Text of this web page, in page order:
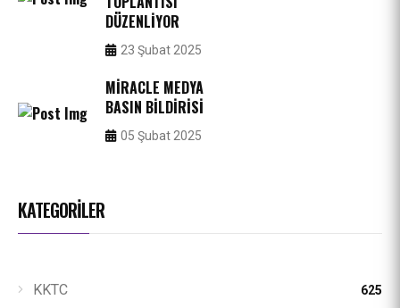
DÜZENLIYOR
23 Şubat 2025
MIRACLE MEDYA
BASIN BILDIRISI
05 Şubat 2025
KATEGORILER
KKTC 625